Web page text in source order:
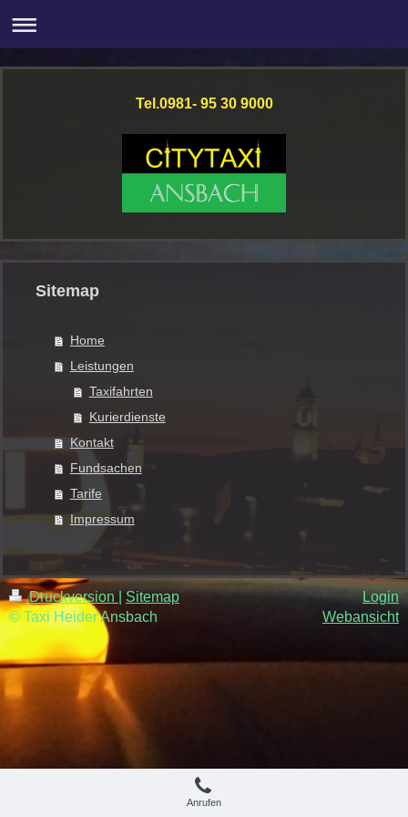
Tel.0981- 95 30 9000
Sitemap
Home
Leistungen
Taxifahrten
Kurierdienste
Kontakt
Fundsachen
Tarife
Impressum
Druckversion
Sitemap
© Taxi Heider Ansbach
Login
Webansicht
Anrufen